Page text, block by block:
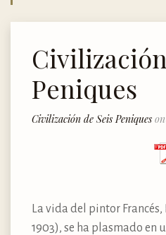
Peniques
Civilización de Seis Peniques
La vida del pintor
1903), se ha plasmado en